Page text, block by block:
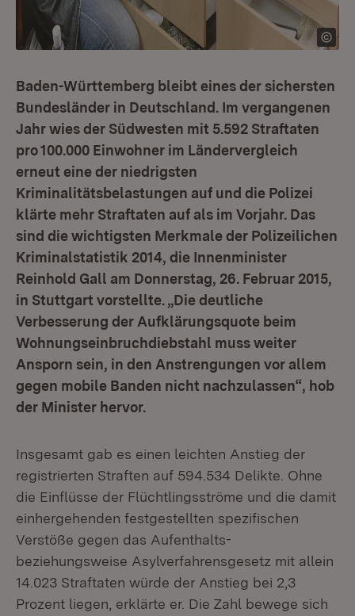
Baden-Württemberg bleibt eines der sichersten
Bundesländer in Deutschland. Im vergangenen
Jahr wies der Südwesten mit 5.592 Straftaten
pro 100.000 Einwohner im Ländervergleich
erneut eine der niedrigsten
Kriminalitätsbelastungen auf und die Polizei
klärte mehr Straftaten auf als im Vorjahr. Das
sind die wichtigsten Merkmale der Polizeilichen
Kriminalstatistik 2014, die Innenminister
Reinhold Gall am Donnerstag, 26. Februar 2015,
in Stuttgart vorstellte. „Die deutliche
Verbesserung der Aufklärungsquote beim
Wohnungseinbruchdiebstahl muss weiter
Ansporn sein, in den Anstrengungen vor allem
gegen mobile Banden nicht nachzulassen“, hob
der Minister hervor.
Insgesamt gab es einen leichten Anstieg der
registrierten Straften auf 594.534 Delikte. Ohne
die Einflüsse der Flüchtlingsströme und die damit
einhergehenden festgestellten spezifischen
Verstöße gegen das Aufenthalts-
beziehungsweise Asylverfahrensgesetz mit allein
14.023 Straftaten würde der Anstieg bei 2,3
Prozent liegen, erklärte er. Die Zahl bewege sich